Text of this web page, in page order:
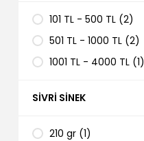
101 TL - 500 TL (2)
501 TL - 1000 TL (2)
1001 TL - 4000 TL (1)
SIVRI SINEK
210 gr (1)